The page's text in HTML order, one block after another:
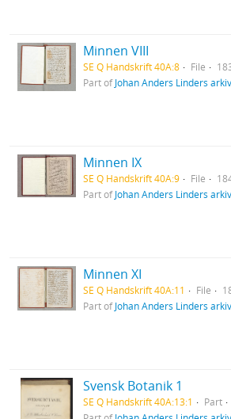
Minnen VIII
SE Q Handskrift 40A:8 File
Part ofJohan Anders Linders arkiv
Minnen IX
SE Q Handskrift 40A:9 File
Part ofJohan Anders Linders arkiv
Minnen XI
SE Q Handskrift 40A:11 File
Part ofJohan Anders Linders arkiv
Svensk Botanik 1
SE Q Handskrift 40A:13:1 Part